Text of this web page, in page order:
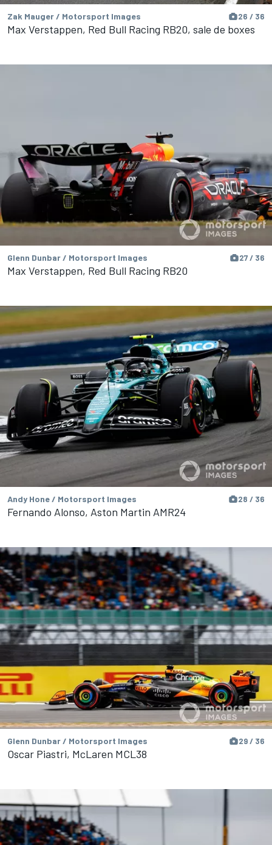
Zak Mauger / Motorsport Images 26 / 36
Max Verstappen, Red Bull Racing RB20, sale de boxes
Glenn Dunbar / Motorsport Images 27 / 36
Max Verstappen, Red Bull Racing RB20
Andy Hone / Motorsport Images 28 / 36
Fernando Alonso, Aston Martin AMR24
Glenn Dunbar / Motorsport Images 29 / 36
Oscar Piastri, McLaren MCL38